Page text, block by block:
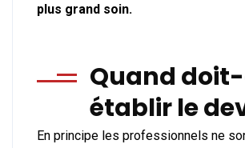
plus grand soin.
Quand
établir le
En principe les professionnels ne